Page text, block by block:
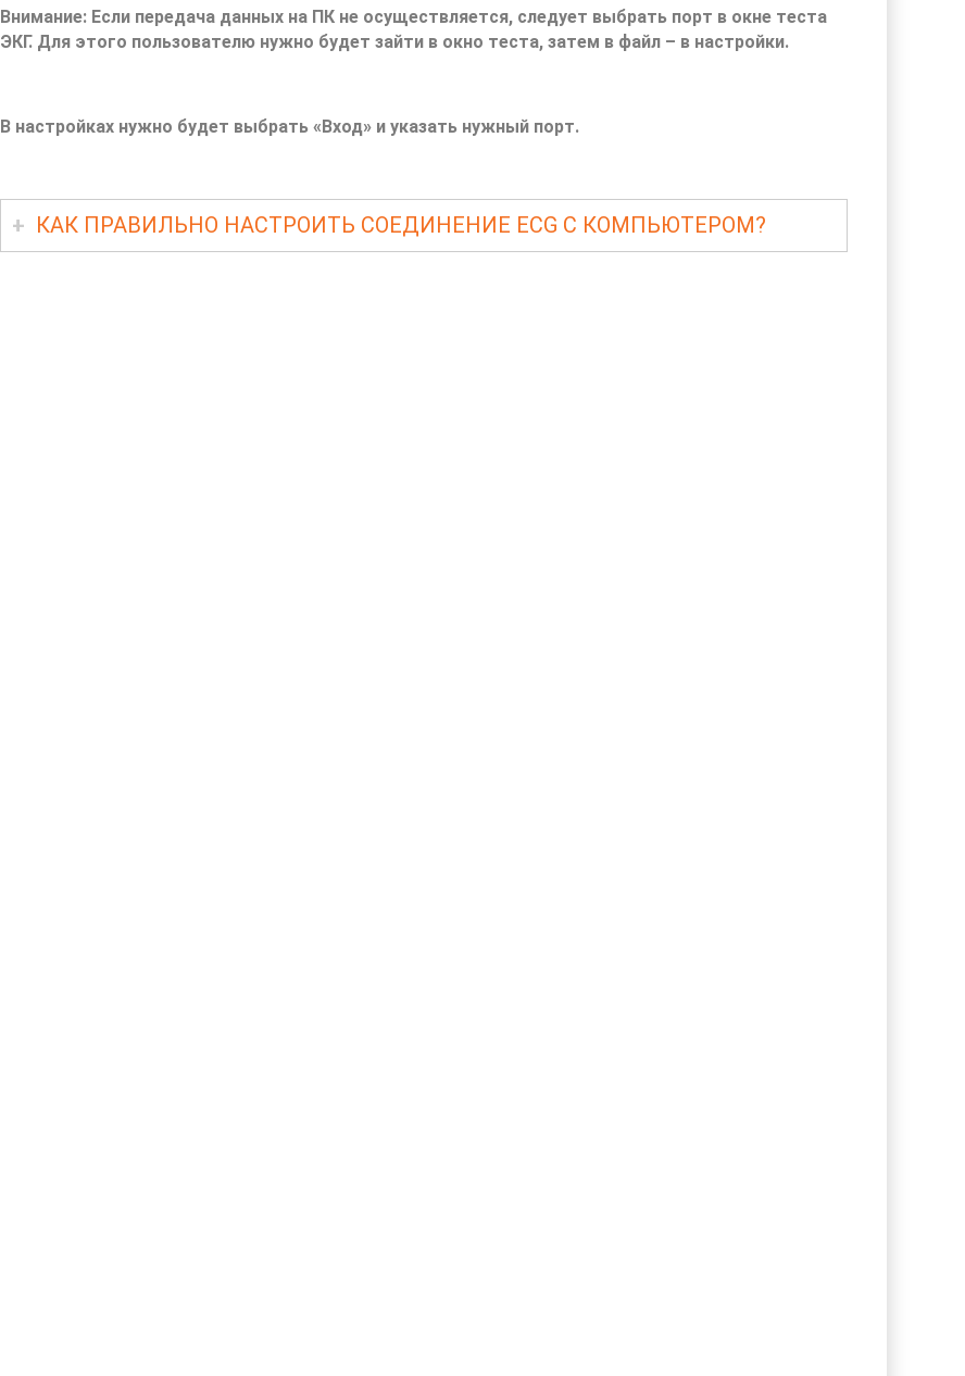
Внимание: Если передача данных на ПК не осуществляется, следует выбрать порт в окне теста
ЭКГ. Для этого пользователю нужно будет зайти в окно теста, затем в файл – в настройки.
В настройках нужно будет выбрать «Вход» и указать нужный порт.
КАК ПРАВИЛЬНО НАСТРОИТЬ СОЕДИНЕНИЕ ECG С КОМПЬЮТЕРОМ?